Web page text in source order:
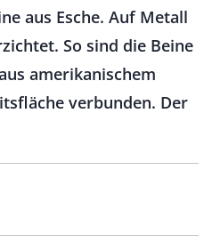
aus Esche. Auf Metall
So sind die Beine
amerikanischem
verbunden. Der